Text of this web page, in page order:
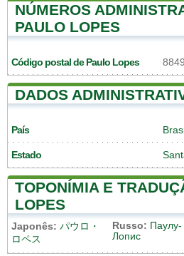
NÚMEROS
PAULO LOPES
Código postal de Paulo Lopes
DADOS
País
Estado
TOPONÍMIA E
LOPES
Japonês: パウロ・
ロペス
Russo: Паулу-
Лопис